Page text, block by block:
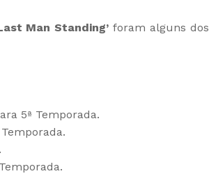
Man Standing’ foram alguns dos
5ª Temporada.